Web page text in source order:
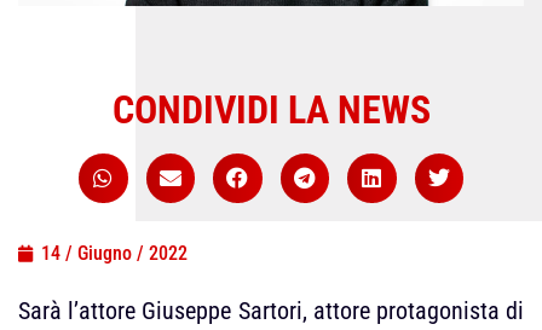
14 / Giugno / 2022
Sarà l’attore Giuseppe Sartori, attore protagonista di
CONDIVIDI LA NEWS